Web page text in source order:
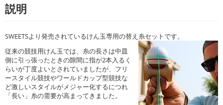
説明
SWEETSより発売されているけん玉専用の替え糸セットです。
従来の競技用けん玉では、糸の長さは中皿
側に引っ張ったときの隙間に指が2本入るく
らいが丁度よいとされていましたが、フリ
ースタイル競技やワールドカップ型競技な
ど激しいスタイルがメジャー化するにつれ
「長い」糸の需要が高まってきました。